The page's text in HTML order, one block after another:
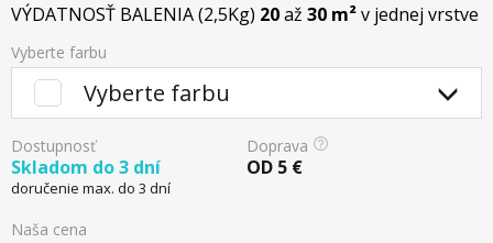
VÝDATNOSŤ BALENIA (2,5Kg) 20až 30 m²v jednej vrstve
Vyberte farbu
Vyberte farbu
Dostupnosť Doprava
Skladom do 3 dní
doručenie max. do 3 dní
OD 5 €
Naša cena